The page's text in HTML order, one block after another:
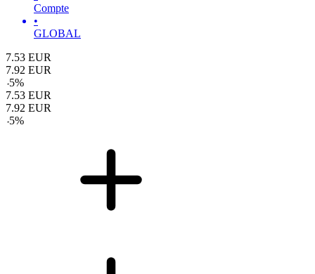
Compte
•
GLOBAL
7.53 EUR
7.92 EUR
-5%
7.53 EUR
7.92 EUR
-5%